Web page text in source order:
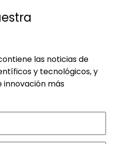
las noticias de
y tecnológicos, y
innovación más